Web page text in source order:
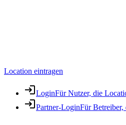
Location eintragen
LoginFür Nutzer, die
Partner-LoginFür